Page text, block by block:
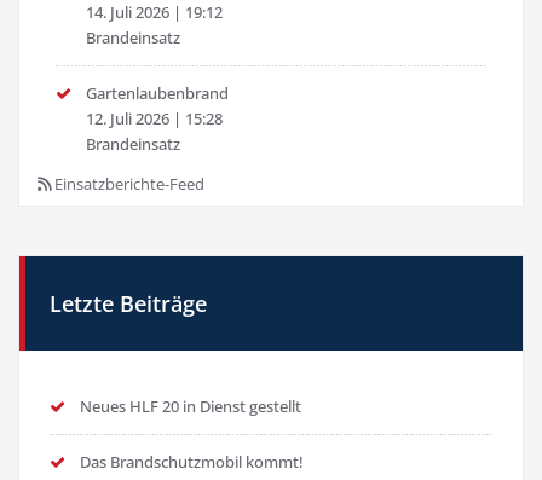
14. Juli 2026 | 19:12
Brandeinsatz
Gartenlaubenbrand
12. Juli 2026 | 15:28
Brandeinsatz
Einsatzberichte-Feed
Letzte Beiträge
Neues HLF 20 in Dienst gestellt
Das Brandschutzmobil kommt!